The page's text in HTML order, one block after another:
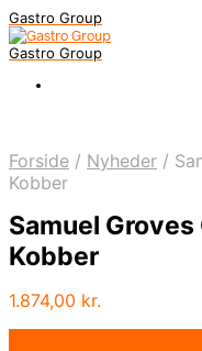
Gastro Group
Gastro Group
Forside / Nyheder /
Kobber
Samuel
Kobber
1.874,00 kr.